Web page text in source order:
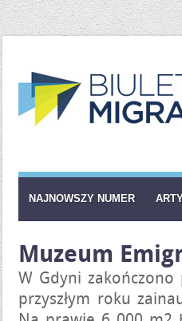
NAJNOWSZY NUMER
Muzeum
W Gdyni
przyszłym roku